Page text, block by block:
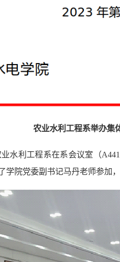
农业水利工程系举办集
业水利工程系在系会议室（
学院党委副书记马丹老师参加